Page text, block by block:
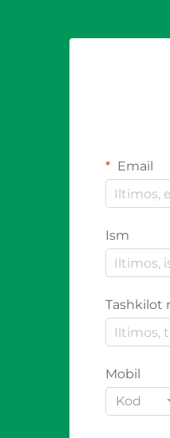
Email
Ism
Tashkilot
Mobil
Kod